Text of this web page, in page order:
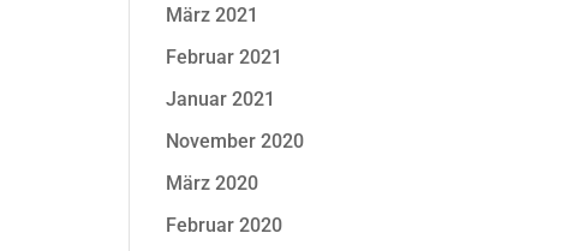
März 2021
Februar 2021
Januar 2021
November 2020
März 2020
Februar 2020